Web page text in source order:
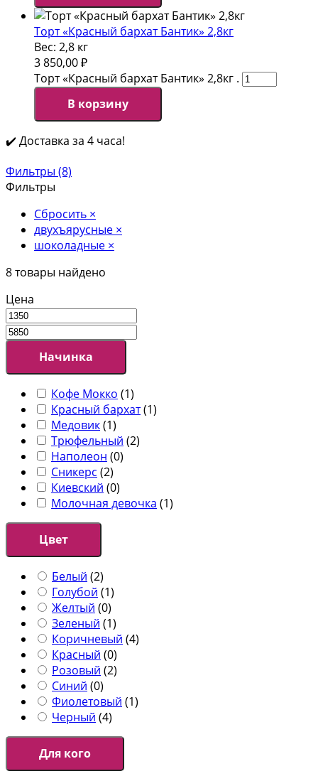
Торт «Красный бархат Бантик» 2,8кг
Вес: 2,8 кг
3 850,00₽
Торт «Красный бархат Бантик» 2,8кг .
В корзину
✔️ Доставка за 4 часа!
Фильтры (8)
Фильтры
Сбросить ×
двухъярусные ×
шоколадные ×
8товары найдено
Цена
Начинка
Кофе Мокко (1)
Красный бархат(1)
Медовик(1)
Трюфельный (2)
Наполеон (0)
Сникерс (2)
Киевский (0)
Молочная девочка (1)
Цвет
Белый (2)
Голубой (1)
Желтый (0)
Зеленый (1)
Коричневый (4)
Красный (0)
Розовый (2)
Синий (0)
Фиолетовый (1)
Черный (4)
Для кого